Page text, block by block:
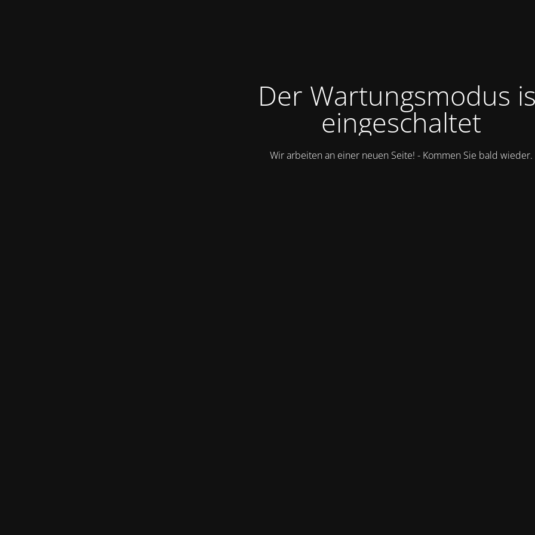
Der Wartungsmodus
eingeschaltet
Wir arbeiten an einer neuen Seite! - Kommen Sie bald wieder.